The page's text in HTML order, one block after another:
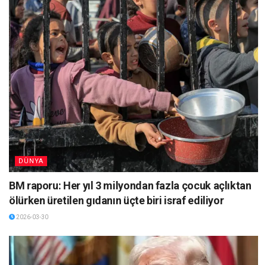
DÜNYA
BM raporu: Her yıl 3 milyondan fazla çocuk açlıktan
ölürken üretilen gıdanın üçte biri israf ediliyor
2026-03-30